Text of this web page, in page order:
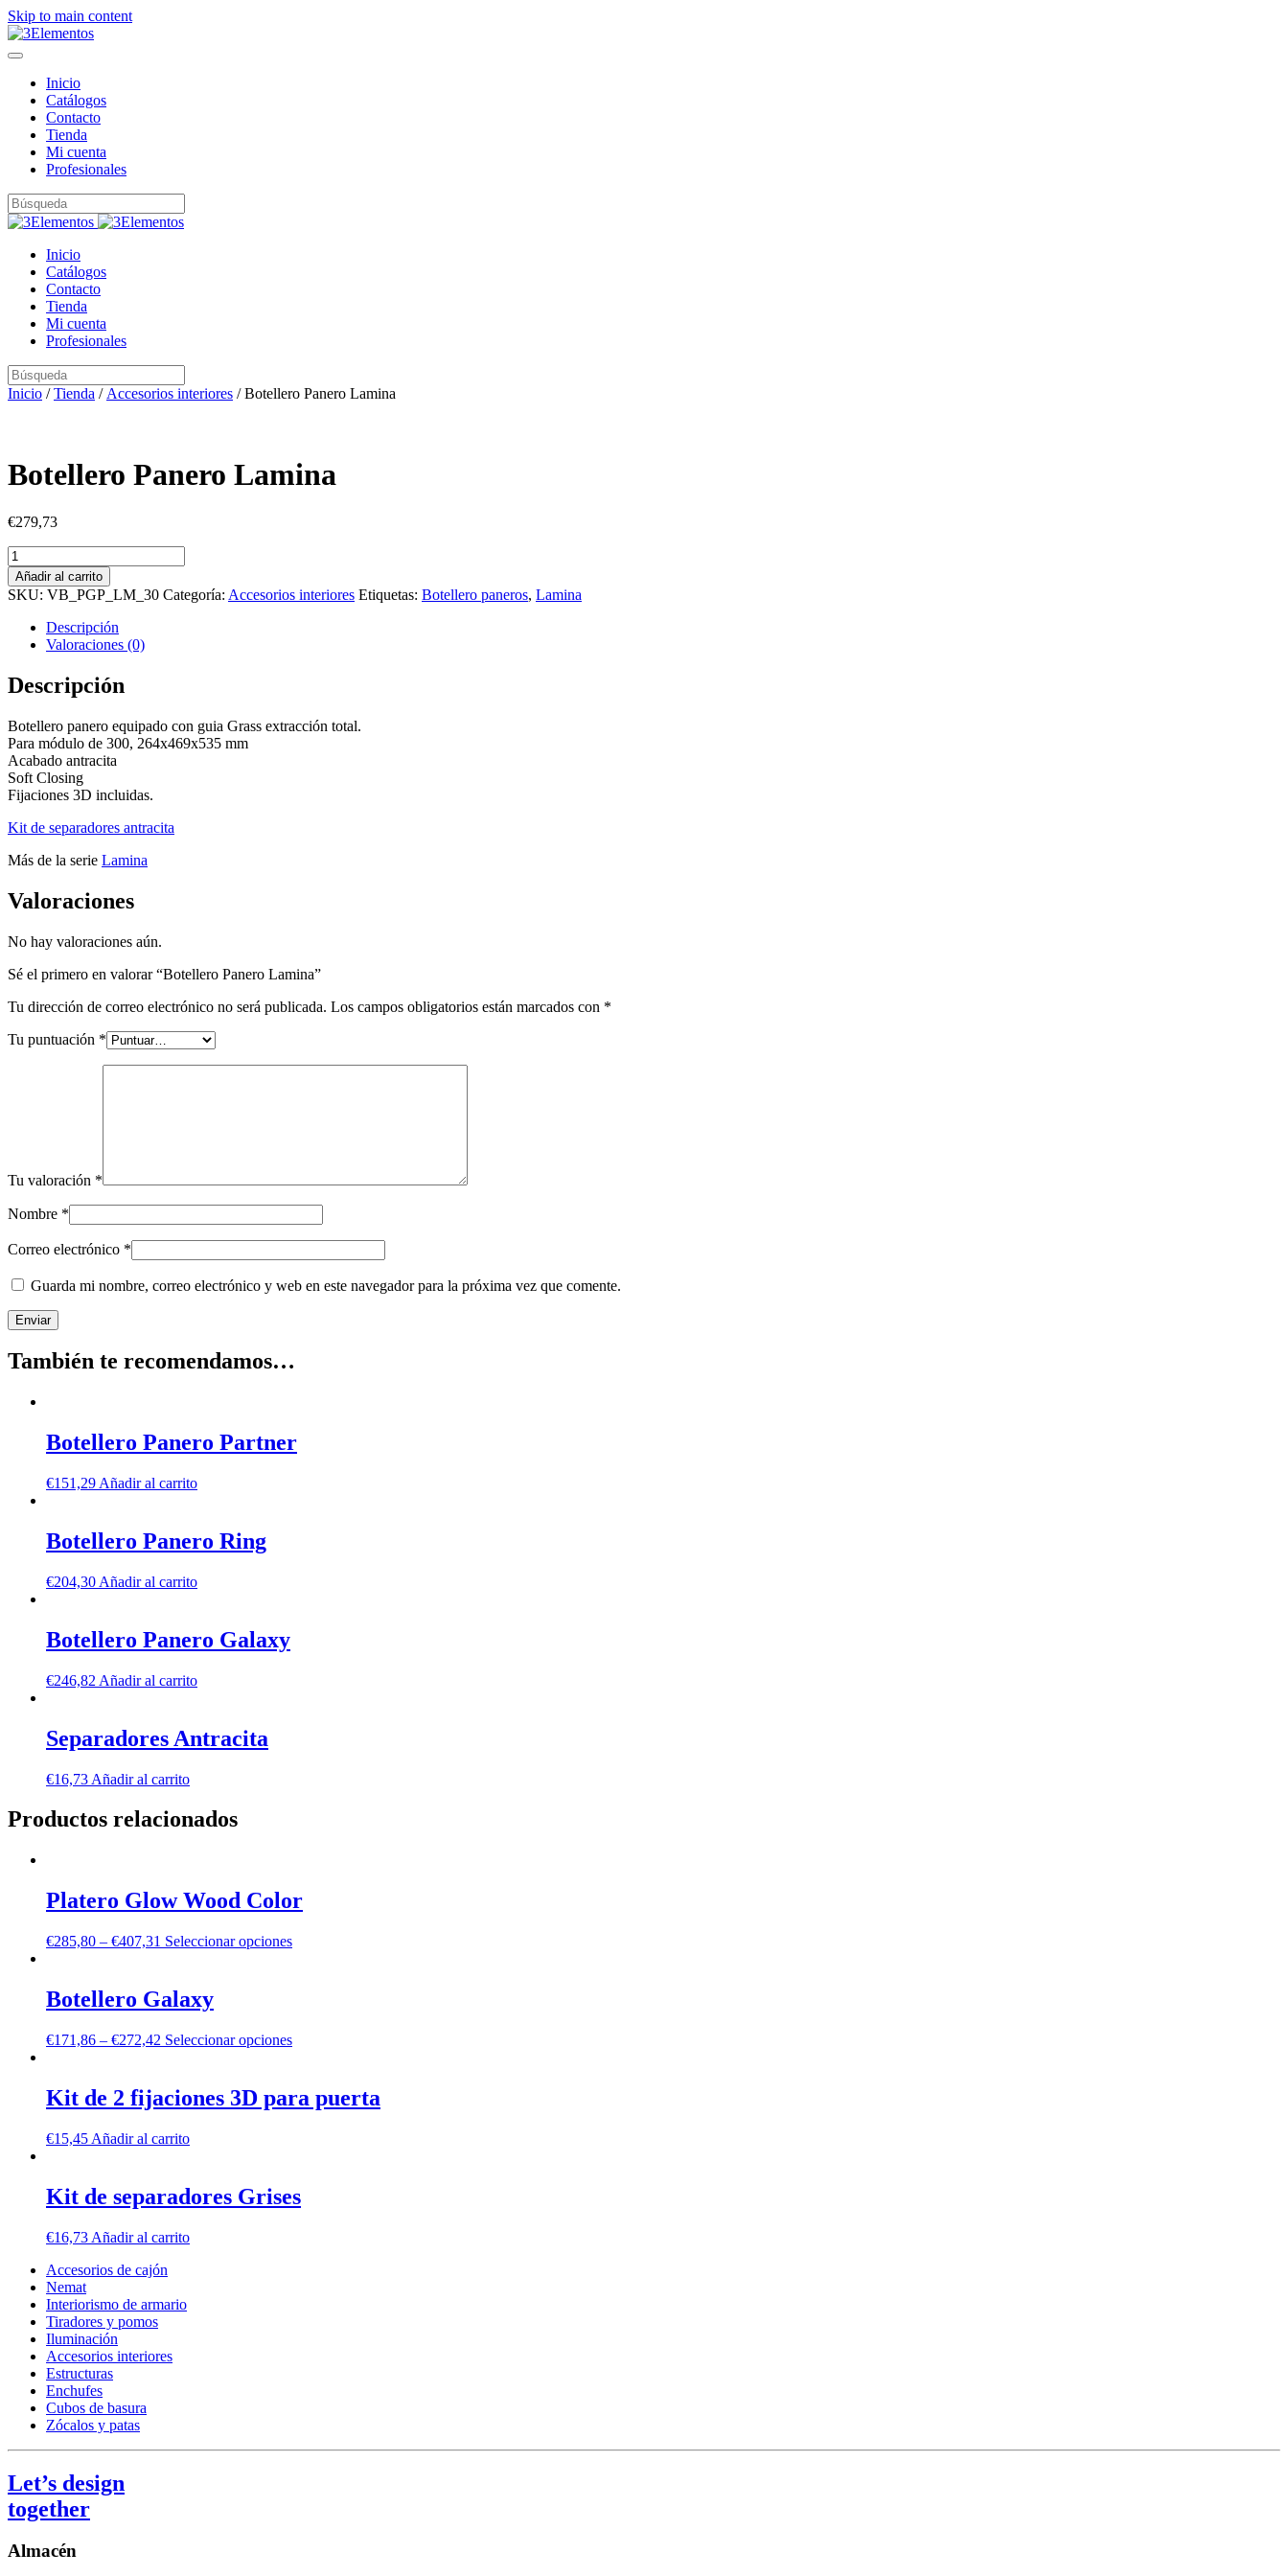
Skip to main content
Inicio
Catálogos
Contacto
Tienda
Mi cuenta
Profesionales
Inicio
Catálogos
Contacto
Tienda
Mi cuenta
Profesionales
Inicio /Tienda / Accesorios interiores / Botellero Panero Lamina
Botellero Panero Lamina
€279,73
Botellero
Panero
Lamina
cantidad
Añadir al carrito
SKU: VB_PGP_LM_30 Categoría: Accesorios interiores Etiquetas: Botellero paneros, Lamina
Descripción
Valoraciones (0)
Descripción
Botellero panero equipado con guia Grass extracción total.
Para módulo de 300, 264x469x535 mm
Acabado antracita
Soft Closing
Fijaciones 3D incluidas.
Kit de separadores antracita
Más de la serie Lamina
Valoraciones
No hay valoraciones aún.
Sé el primero en valorar “Botellero Panero Lamina”
Tu dirección de correo electrónico no será publicada. Los campos obligatorios están marcados con *
Tu puntuación *
Tu valoración *
Nombre *
Correo electrónico *
Guarda mi nombre, correo electrónico y web en este navegador para la próxima vez que comente.
También te recomendamos…
Botellero Panero Partner
€151,29 Añadir al carrito
Botellero Panero Ring
€204,30 Añadir al carrito
Botellero Panero Galaxy
€246,82 Añadir al carrito
Separadores Antracita
€16,73 Añadir al carrito
Productos relacionados
Platero Glow Wood Color
€285,80 – €407,31 Seleccionar opciones
Botellero Galaxy
€171,86 – €272,42 Seleccionar opciones
Kit de 2 fijaciones 3D para puerta
€15,45 Añadir al carrito
Kit de separadores Grises
€16,73 Añadir al carrito
Accesorios de cajón
Nemat
Interiorismo de armario
Tiradores y pomos
Iluminación
Accesorios interiores
Estructuras
Enchufes
Cubos de basura
Zócalos y patas
Let’s design
together
Almacén